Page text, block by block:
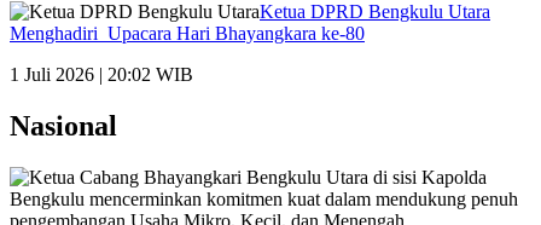
Ketua DPRD Bengkulu Utara
Menghadiri Upacara Hari Bhayangkara ke-80
1 Juli 2026 | 20:02 WIB
Nasional